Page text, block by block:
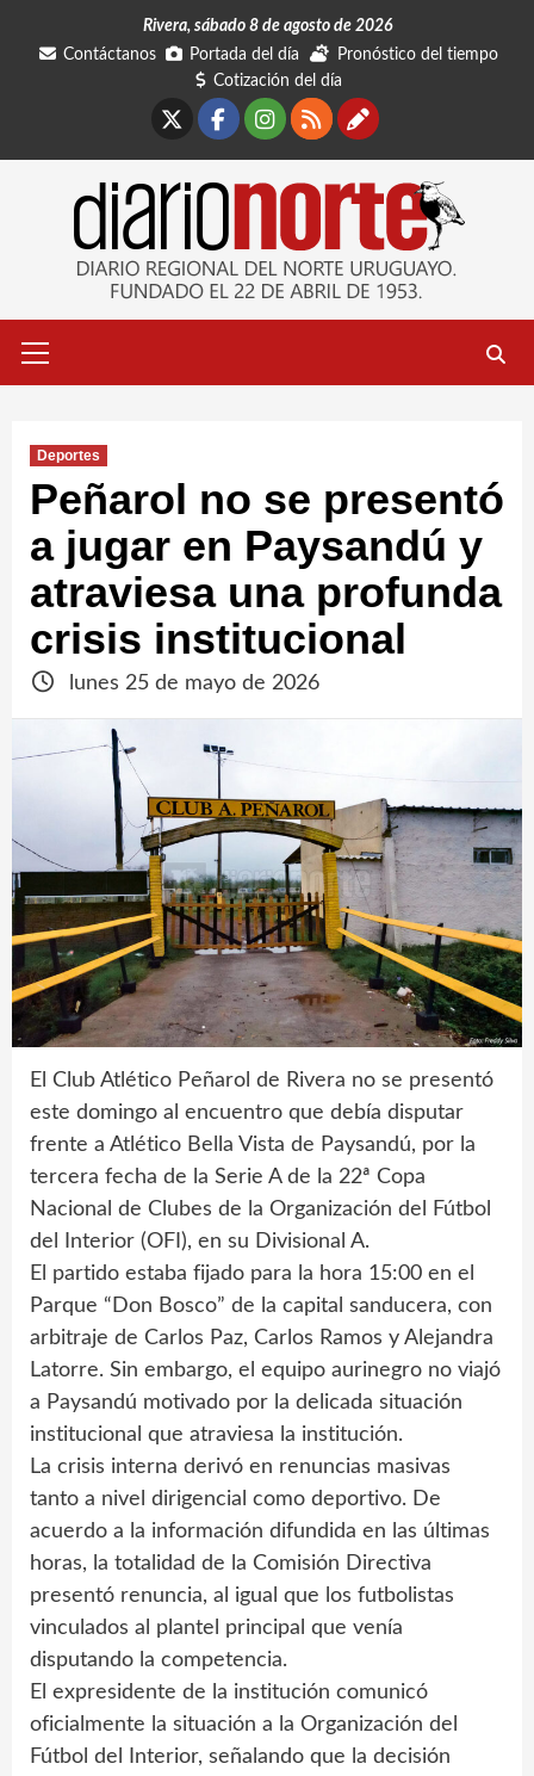
Rivera, sábado 8 de agosto de 2026
Contáctanos
Portada del día
Pronóstico del tiempo
Cotización del día
Facebook
Instagram
RSSContáctanos
primario
Deportes
Peñarol no se presentó
a jugar en Paysandú y
atraviesa una profunda
crisis institucional
lunes 25 de mayo de 2026
El Club Atlético Peñarol de Rivera no se presentó
este domingo al encuentro que debía disputar
frente a Atlético Bella Vista de Paysandú, por la
tercera fecha de la Serie A de la 22ª Copa
Nacional de Clubes de la Organización del Fútbol
del Interior (OFI), en su Divisional A.
El partido estaba fijado para la hora 15:00 en el
Parque “Don Bosco” de la capital sanducera, con
arbitraje de Carlos Paz, Carlos Ramos y Alejandra
Latorre. Sin embargo, el equipo aurinegro no viajó
a Paysandú motivado por la delicada situación
institucional que atraviesa la institución.
La crisis interna derivó en renuncias masivas
tanto a nivel dirigencial como deportivo. De
acuerdo a la información difundida en las últimas
horas, la totalidad de la Comisión Directiva
presentó renuncia, al igual que los futbolistas
vinculados al plantel principal que venía
disputando la competencia.
El expresidente de la institución comunicó
oficialmente la situación a la Organización del
Fútbol del Interior, señalando que la decisión